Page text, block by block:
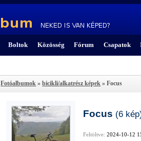
Boltok Közösség Fórum Csapatok
Fotóalbumok »bicikli/alkatrész képek » Focus
Focus (6
Feltöltve: 2024-10-12